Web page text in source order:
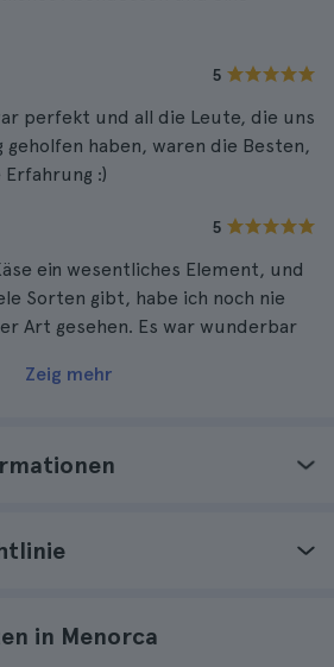
5
perfekt und all die Leute, die uns
haben, waren die Besten,
:)
5
ein wesentliches Element, und
Sorten gibt, habe ich noch nie
Art gesehen. Es war wunderbar
Zeig mehr
in Menorca